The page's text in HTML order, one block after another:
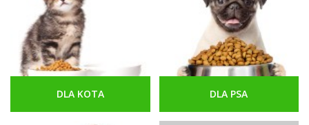
DLA KOTA DLA PSA